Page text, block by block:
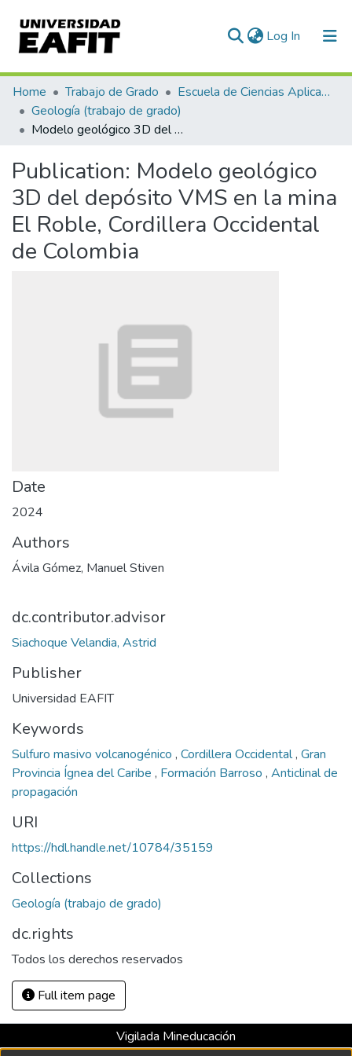
Log In (current)
Communities & Collections
All of DSpace
Home Trabajo de Grado
Escuela de Ciencias Aplicadas e Ingeniería
Geología (trabajo de grado)
Modelo geológico 3D del depósito VMS en la mina El Roble, Cordillera Occidental de Colombia
Publication: Modelo geológico
3D del depósito VMS en la mina
El Roble, Cordillera Occidental
de Colombia
Date
2024
Authors
Ávila Gómez, Manuel Stiven
dc.contributor.advisor
Siachoque Velandia, Astrid
Publisher
Universidad EAFIT
Keywords
Sulfuro masivo volcanogénico , Cordillera Occidental, Gran
Provincia Ígnea del Caribe , Formación Barroso , Anticlinal de
propagación
URI
https://hdl.handle.net/10784/35159
Collections
Geología (trabajo de grado)
dc.rights
Todos los derechos reservados
Full item page
Vigilada Mineducación